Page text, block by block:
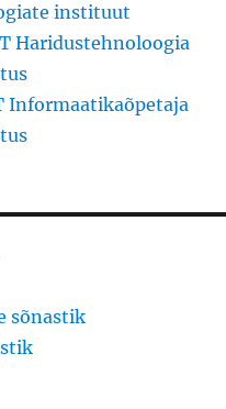
instituut
Haridustehnoloogia
Informaatikaõpetaja
sõnastik